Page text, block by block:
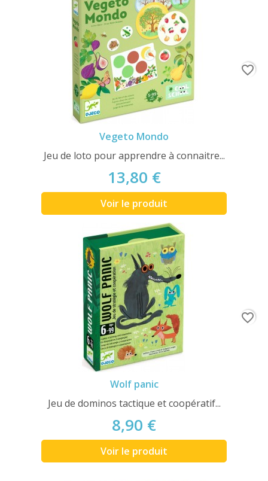
Vegeto Mondo
Jeu de loto pour apprendre à connaitre...
13,80 €
Voir le produit
favorite_border
Wolf panic
Jeu de dominos tactique et coopératif...
8,90 €
Voir le produit
favorite_border